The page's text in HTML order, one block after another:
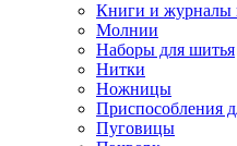
Книги и журналы
Молнии
Наборы для шитья
Нитки
Ножницы
Приспособления
Пуговицы